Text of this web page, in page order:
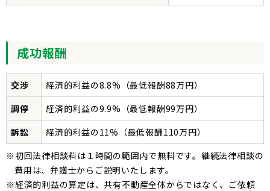
成功報酬
交渉
経済的利益の8.8%（最低報酬88万円）
調停
経済的利益の9.9%（最低報酬99万円）
訴訟
経済的利益の11%（最低報酬110万円）
※初回法律相談料は１時間の範囲内で無料です。継続法律相談の
費用は、弁護士からご説明いたします。
※経済的利益の算定は、共有不動産全体からではなく、ご依頼